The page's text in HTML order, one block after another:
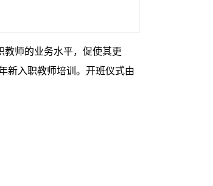
师的业务水平，促使其更
新入职教师培训。开班仪式由